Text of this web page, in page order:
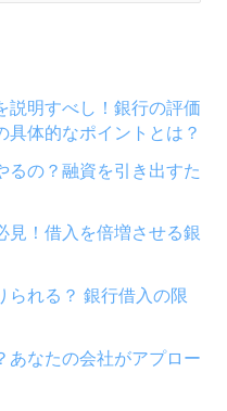
説明すべし！銀行の評価
具体的なポイントとは？
るの？融資を引き出すた
見！借入を倍増させる銀
られる？ 銀行借入の限
あなたの会社がアプロー